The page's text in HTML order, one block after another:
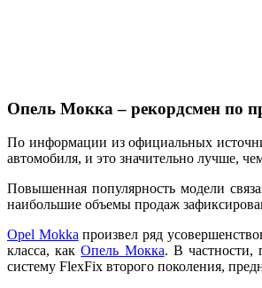
Опель Мокка – рекордсмен по
По информации из официальных
автомобиля, и это значительно лучше,
Повышенная популярность модели
наибольшие объемы продаж
Opel Mokka произвел ряд
класса, какОпель Мокка. В частности,
систему FlexFix второго поколения,